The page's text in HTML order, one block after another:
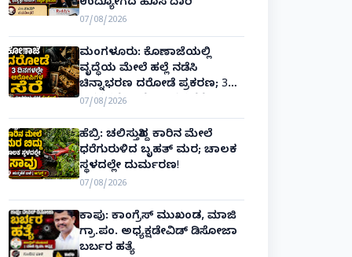
ಉದ್ಯೋಗದ ಹೊಸ ದಾರಿ
07/08/2026
ಮಂಗಳೂರು: ಕೊಣಾಜೆಯಲ್ಲಿ
ವೃದ್ಧೆಯ ಮೇಲೆ ಹಲ್ಲೆ ನಡೆಸಿ
ಚಿನ್ನಾಭರಣ ದರೋಡೆ ಪ್ರಕರಣ; 3
ದಿನಗಳಲ್ಲೇ ಆರೋಪಿಗಳ ಸೆರೆ!
07/08/2026
ಹೆಬ್ರಿ: ಚಲಿಸುತ್ತಿದ್ದ ಕಾರಿನ ಮೇಲೆ
ಧರೆಗುರುಳಿದ ಬೃಹತ್ ಮರ; ಚಾಲಕ
ಸ್ಥಳದಲ್ಲೇ ದುರ್ಮರಣ!
07/08/2026
ಕಾಪು: ಕಾಂಗ್ರೆಸ್ ಮುಖಂಡ, ಮಾಜಿ
ಗ್ರಾ.ಪಂ. ಅಧ್ಯಕ್ಷಡೇವಿಡ್ ಡಿಸೋಜಾ
ಬರ್ಬರ ಹತ್ಯೆ